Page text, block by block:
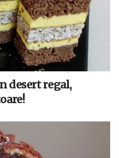
desert regal,